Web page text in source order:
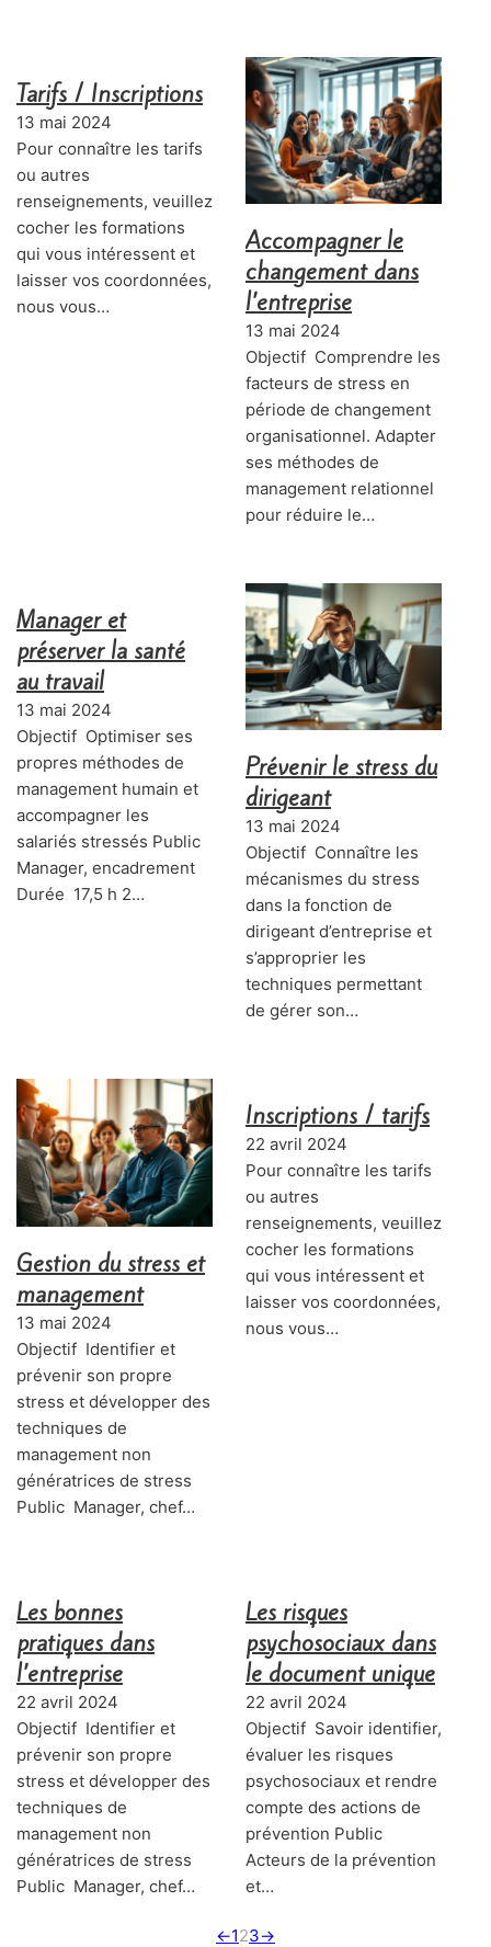
Tarifs / Inscriptions
13 mai 2024
Pour connaître les tarifs
ou autres
renseignements, veuillez
cocher les formations
qui vous intéressent et
laisser vos coordonnées,
nous vous…
Accompagner le
changement dans
l’entreprise
13 mai 2024
Objectif Comprendre les
facteurs de stress en
période de changement
organisationnel. Adapter
ses méthodes de
management relationnel
pour réduire le…
Manager et
préserver la santé
au travail
13 mai 2024
Objectif Optimiser ses
propres méthodes de
management humain et
accompagner les
salariés stressés Public
Manager, encadrement
Durée 17,5 h 2…
Prévenir le stress du
dirigeant
13 mai 2024
Objectif Connaître les
mécanismes du stress
dans la fonction de
dirigeant d’entreprise et
s’approprier les
techniques permettant
de gérer son…
Gestion du stress et
management
13 mai 2024
Objectif Identifier et
prévenir son propre
stress et développer des
techniques de
management non
génératrices de stress
Public Manager, chef…
Inscriptions / tarifs
22 avril 2024
Pour connaître les tarifs
ou autres
renseignements, veuillez
cocher les formations
qui vous intéressent et
laisser vos coordonnées,
nous vous…
Les bonnes
pratiques dans
l’entreprise
22 avril 2024
Objectif Identifier et
prévenir son propre
stress et développer des
techniques de
management non
génératrices de stress
Public Manager, chef…
Les risques
psychosociaux dans
le document unique
22 avril 2024
Objectif Savoir identifier,
évaluer les risques
psychosociaux et rendre
compte des actions de
prévention Public
Acteurs de la prévention
et…
←123→